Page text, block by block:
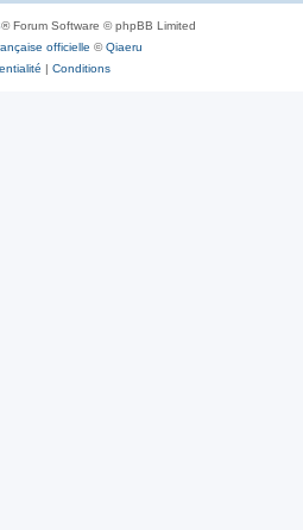
® Forum Software © phpBB Limited
officielle ©Qiaeru
| Conditions